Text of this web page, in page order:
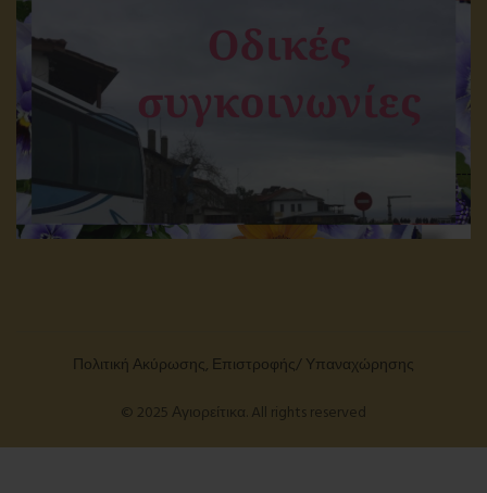
Πολιτική Ακύρωσης, Επιστροφής/ Υπαναχώρησης
© 2025 Αγιορείτικα. All rights reserved